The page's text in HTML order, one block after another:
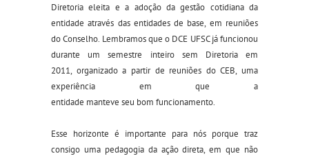
Diretoria eleita ea adoção da gestão cotidiana da
entidade através das entidades de base, em reuniões
do Conselho. Lembramosque o DCE UFSC já funcionou
durante um semestre inteiro sem Diretoriaem
2011, organizado a partir de reuniões doCEB, uma
experiência emquea
entidade manteve seu bom funcionamento.
Esse horizonte é importante para nós porque traz
consigo uma pedagogia da ação direta, em que não